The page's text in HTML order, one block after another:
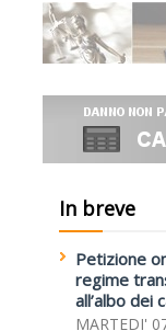
In breve
Petizione
regime
all’albo dei
MARTEDI'